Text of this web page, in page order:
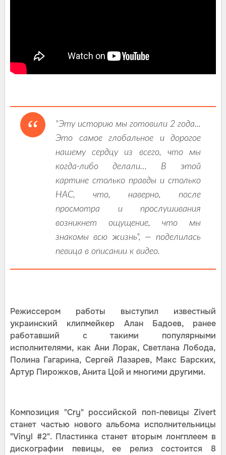
"Эту историю мы готовили 2 года...
Это самое глобальное и дорогое
нашему сердцу из всего, что мы
когда-либо делали… В этой
картине столько правды и столько
НАС, что, наверно, после
просмотра и прослушивания
возникнет ощущение, что мы
знакомы всю жизнь", — поделилась
певица в описании к видео.
Режиссером работы выступил известный
украинский клипмейкер Алан Бадоев, ранее
работавший с такими популярными
исполнителями, как Ани Лорак, Светлана Лобода,
Полина Гагарина, Сергей Лазарев, Макс Барских,
Артур Пирожков, Анита Цой и многими другими.
Композиция "Cry" российской поп-певицы Zivert
станет частью нового альбома исполнительницы
"Vinyl #2". Пластинка станет вторым лонгплеем в
дискографии певицы, ее релиз состоится 8